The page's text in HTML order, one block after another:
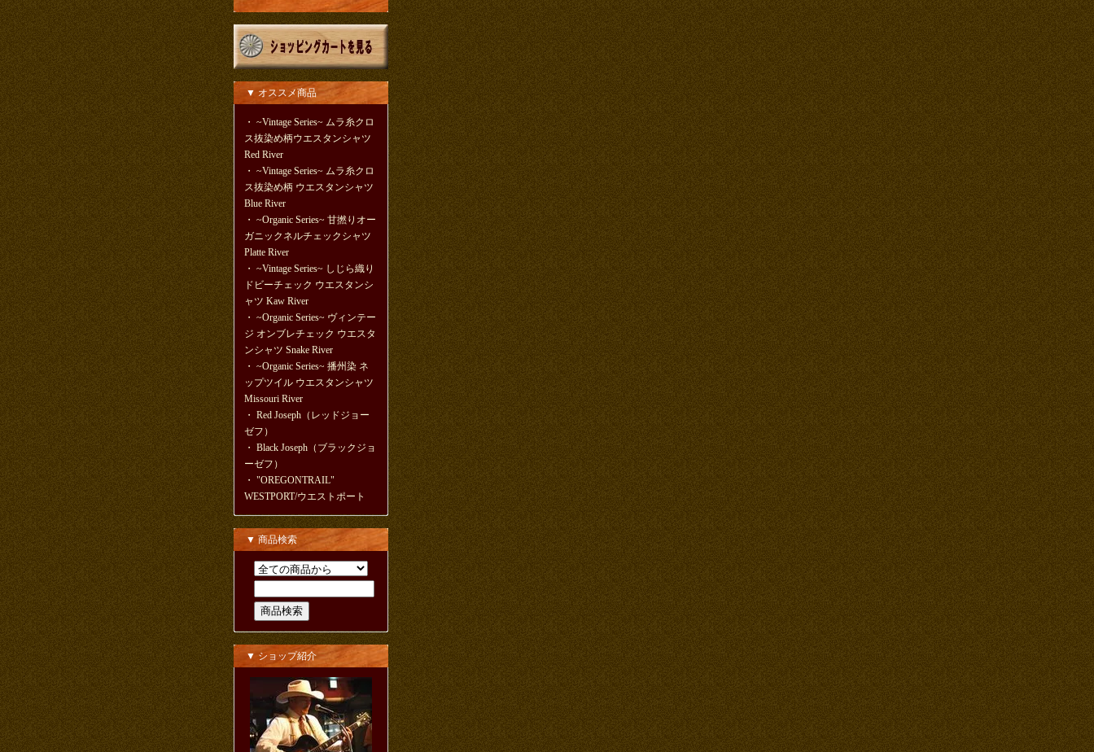
▼ オススメ商品
・ ~Vintage Series~ ムラ糸クロ
ス抜染め柄ウエスタンシャツ
Red River
・ ~Vintage Series~ ムラ糸クロ
ス抜染め柄 ウエスタンシャツ
Blue River
・ ~Organic Series~ 甘撚りオー
ガニックネルチェックシャツ
Platte River
・ ~Vintage Series~ しじら織り
ドビーチェック ウエスタンシ
ャツ Kaw River
・ ~Organic Series~ ヴィンテー
ジ オンブレチェック ウエスタ
ンシャツ Snake River
・ ~Organic Series~ 播州染 ネ
ップツイル ウエスタンシャツ
Missouri River
・ Red Joseph（レッドジョー
ゼフ）
・ Black Joseph（ブラックジョ
ーゼフ）
・ "OREGONTRAIL"
WESTPORT/ウエストポート
▼ 商品検索
▼ ショップ紹介